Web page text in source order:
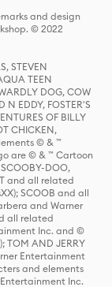
and design
© 2022
STEVEN
TEEN
DOG, COW
N EDDY, FOSTER'S
OF BILLY
CHICKEN,
© & ™
are © & ™ Cartoon
SCOOBY-DOO,
and all related
SCOOB and all
and Warner
all related
Inc. and ©
TOM AND JERRY
Entertainment
and elements
Inc.